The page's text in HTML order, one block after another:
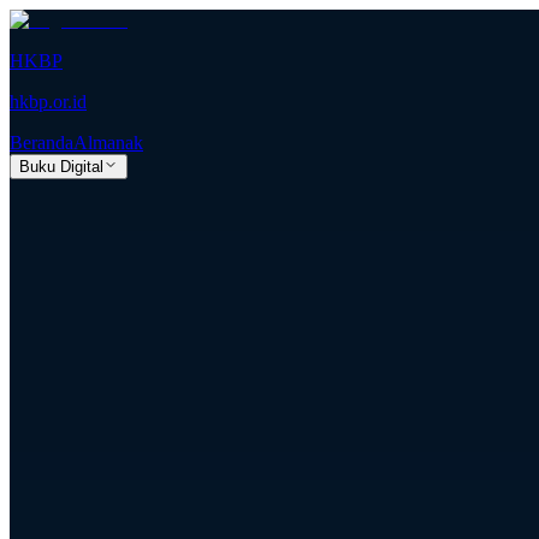
HKBP
hkbp.or.id
BerandaAlmanak
Buku Digital